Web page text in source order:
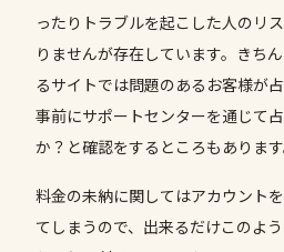
ったりトラブルを起こした人のリ
りませんが存在しています。きち
るサイトでは問題のあるお客様が
事前にサポートセンターを通じて
か？と確認をするところもあります
料金の未納に関してはアカウント
てしまうので、出来るだけこのよ